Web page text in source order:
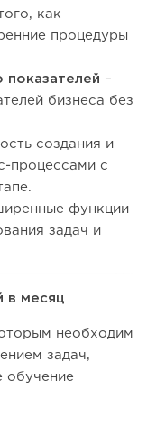
как
процедуры
показателей –
бизнеса без
создания и
процессами с
функции
задач и
в месяц
необходим
задач,
обучение